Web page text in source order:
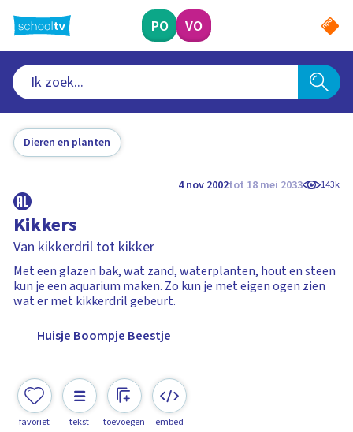
naar
hoofdinhoud
PO VO
Dieren en planten
4 nov 2002tot 18 mei 2033 143k
Kikkers
Van kikkerdril tot kikker
Met een glazen bak, wat zand, waterplanten, hout en steen
kun je een aquarium maken. Zo kun je met eigen ogen zien
wat er met kikkerdril gebeurt.
Huisje Boompje Beestje
favoriet tekst toevoegen embed